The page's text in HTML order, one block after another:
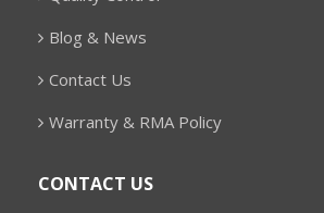
Blog & News
Contact Us
Warranty & RMA Policy
CONTACT US